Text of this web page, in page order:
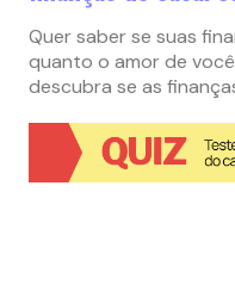
Quer saber se suas
quanto o amor de
descubra se as